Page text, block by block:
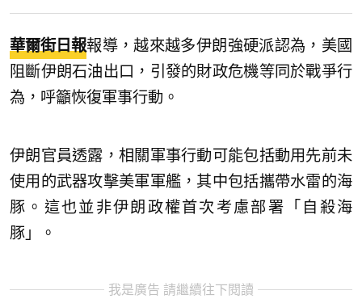
華爾街日報報導，越來越多伊朗強硬派認為，美國
阻斷伊朗石油出口，引發的財政危機等同於戰爭行
為，呼籲恢復軍事行動。
伊朗官員透露，相關軍事行動可能包括動用先前未
使用的武器攻擊美軍軍艦，其中包括攜帶水雷的海
豚。這也並非伊朗政權首次考慮部署「自殺海
豚」。
我是廣告 請繼續往下閱讀